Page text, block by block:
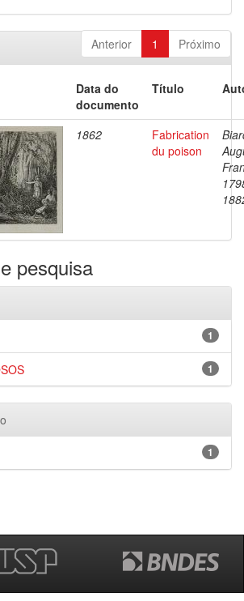
Anterior 1 Próximo
Data do
documento
Título
1862
Fabrication
du poison
pesquisa
1
1
1